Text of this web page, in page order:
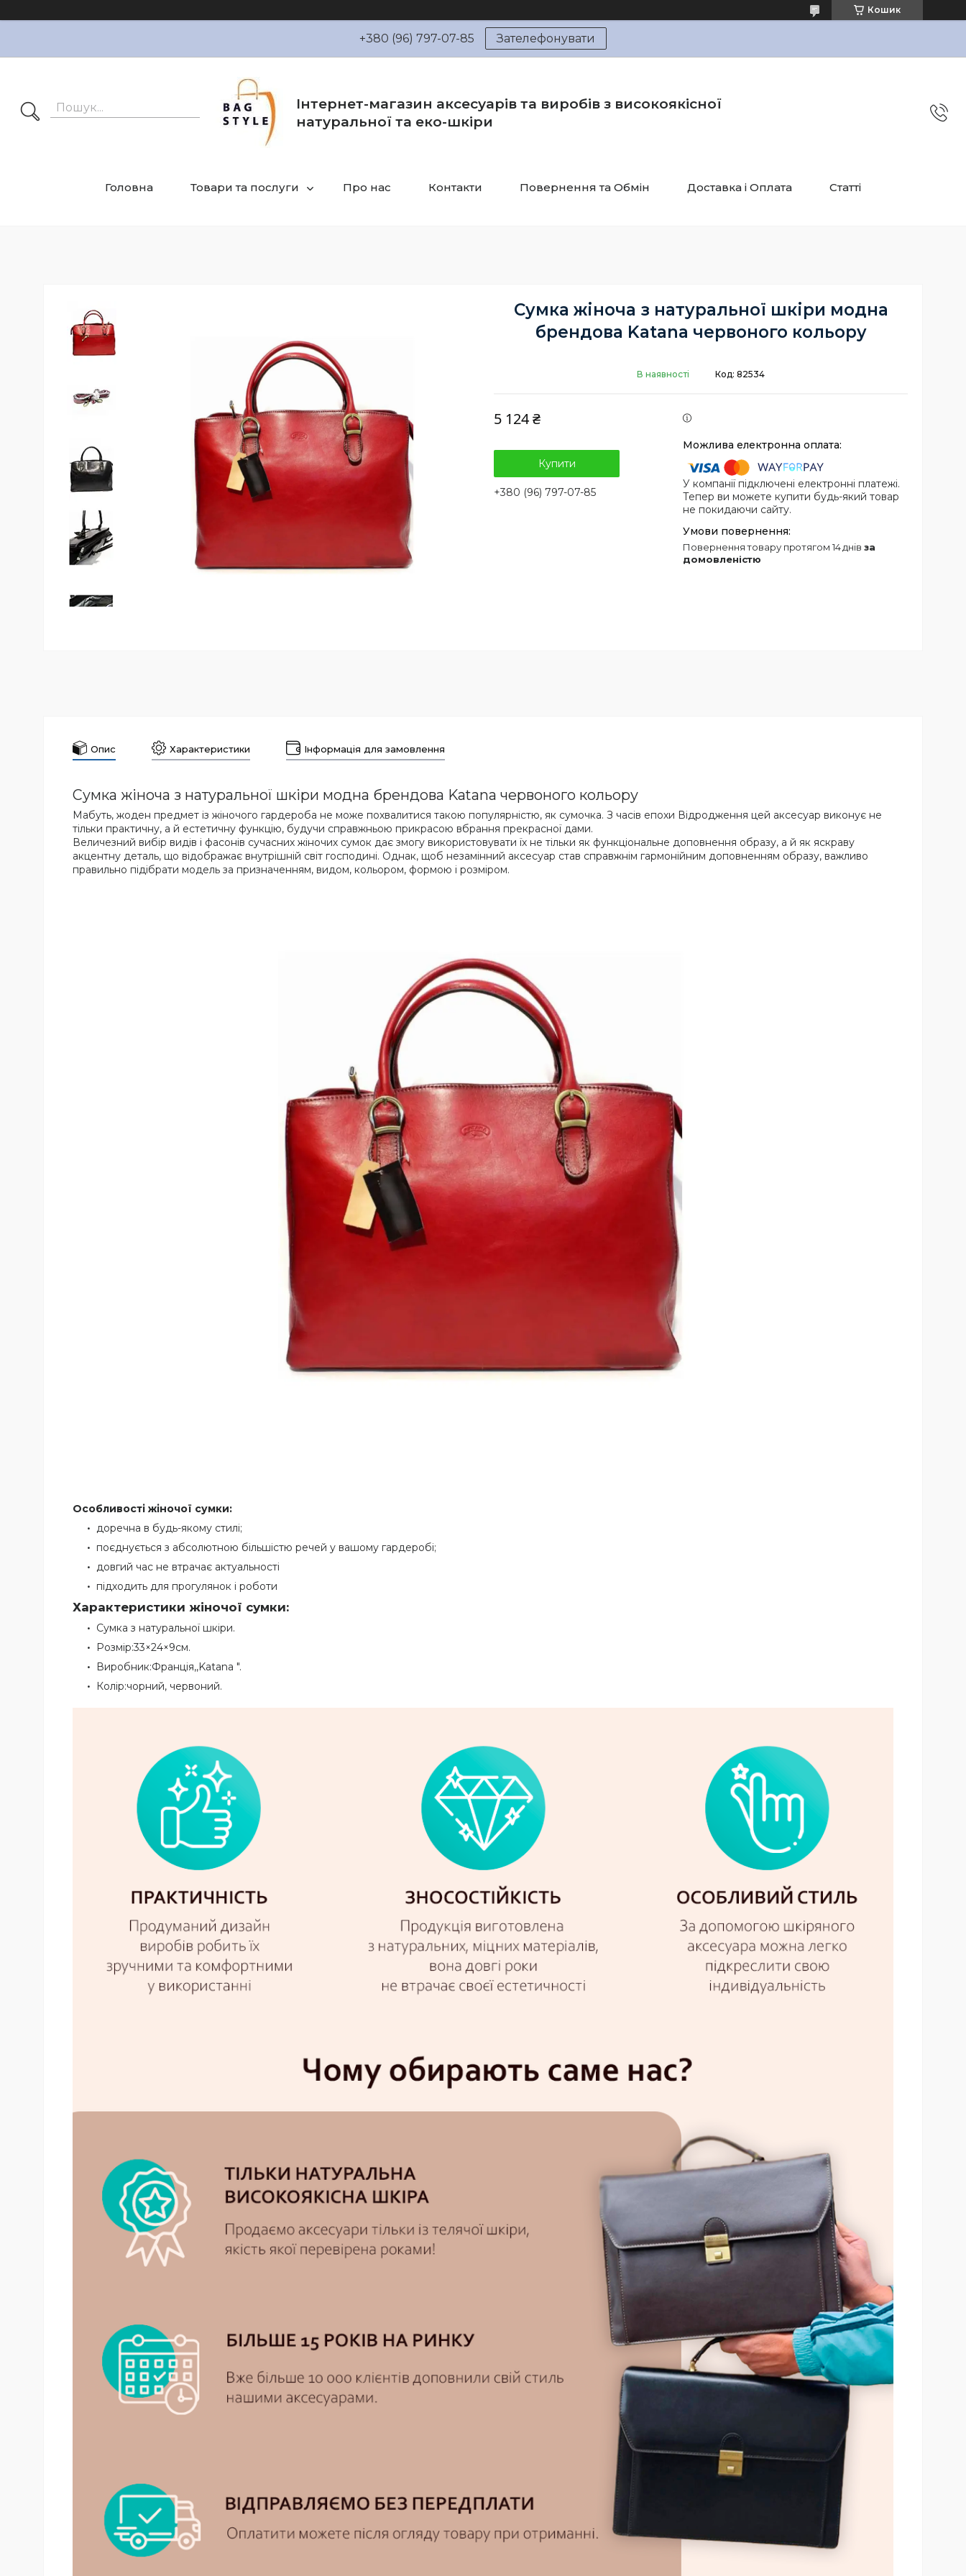
Кошик
+380 (96) 797-07-85 Зателефонувати
Інтернет-магазин аксесуарів та виробів з високоякісної
натуральної та еко-шкіри
Головна Товари та послуги Про нас Контакти Повернення та Обмін Доставка і Оплата Статті
Сумка жіноча з натуральної шкіри модна
брендова Katana червоного кольору
В наявності Код: 82534
5 124 ₴
Купити
+380 (96) 797-07-85
У компанії підключені електронні платежі.
Тепер ви можете купити будь-який товар
не покидаючи сайту.
повернення товару протягом 14 днів за
домовленістю
Опис Характеристики Інформація для замовлення
Сумка жіноча з натуральної шкіри модна брендова Katana червоного кольору
Мабуть, жоден предмет із жіночого гардероба не може похвалитися такою популярністю, як сумочка. З часів епохи Відродження цей аксесуар виконує не
тільки практичну, а й естетичну функцію, будучи справжньою прикрасою вбрання прекрасної дами.
Величезний вибір видів і фасонів сучасних жіночих сумок дає змогу використовувати їх не тільки як функціональне доповнення образу, а й як яскраву
акцентну деталь, що відображає внутрішній світ господині. Однак, щоб незамінний аксесуар став справжнім гармонійним доповненням образу, важливо
правильно підібрати модель за призначенням, видом, кольором, формою і розміром.
Особливості жіночої сумки:
доречна в будь-якому стилі;
поєднується з абсолютною більшістю речей у вашому гардеробі;
довгий час не втрачає актуальності
підходить для прогулянок і роботи
Характеристики жіночої сумки:
Сумка з натуральної шкіри.
Розмір:33×24×9см.
Виробник:Франція,,Katana ".
Колір:чорний, червоний.